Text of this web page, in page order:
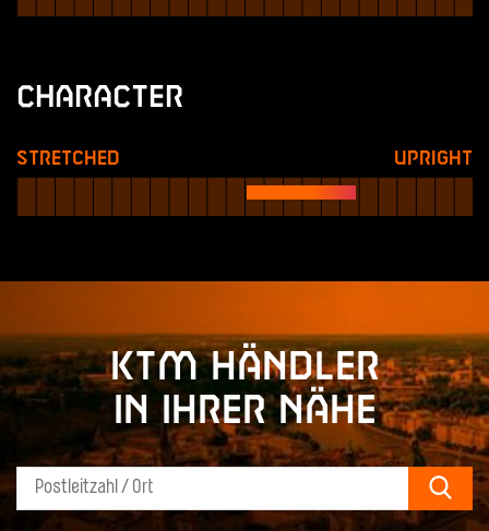
Character
Stretched Upright
KTM Händler
in Ihrer Nähe